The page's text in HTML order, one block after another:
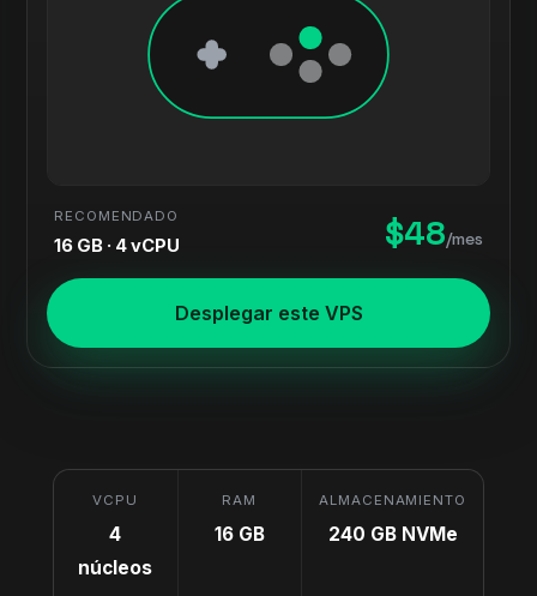
RECOMENDADO
16 GB · 4 vCPU $48/mes
Desplegar este VPS
VCPU
4
núcleos
RAM
16 GB
ALMACENAMIENTO
240 GB NVMe